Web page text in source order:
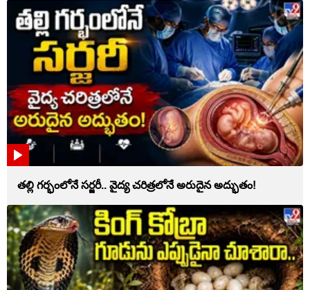
తల్లి గర్భంలోనే సర్జరీ.. వైద్య చరిత్రలోనే అరుదైన అద్భుతం!